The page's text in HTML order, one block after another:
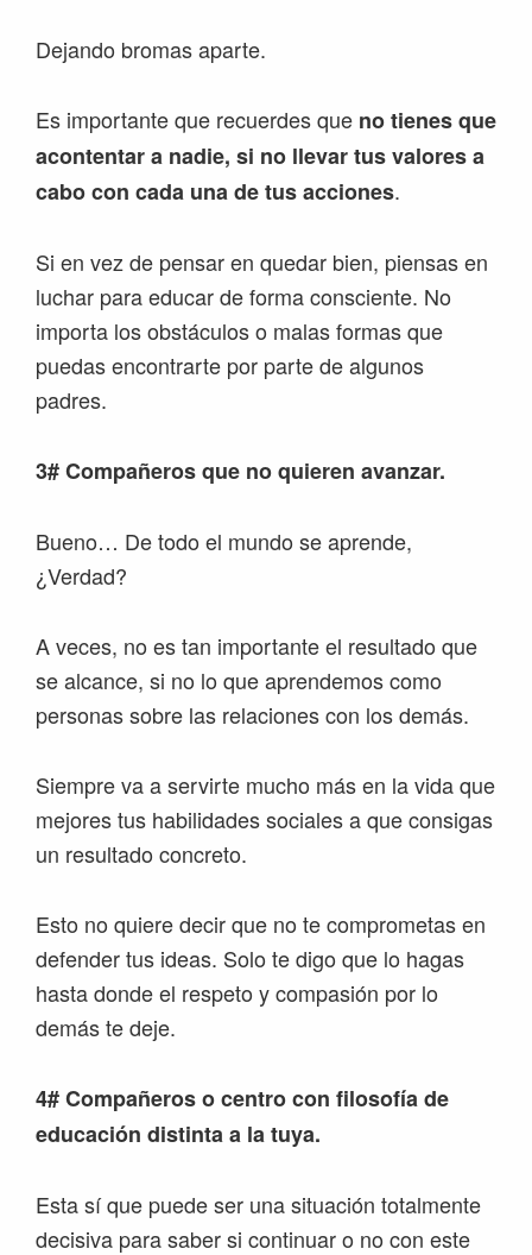
Dejando bromas aparte.
Es importante que recuerdes que no tienes que
acontentar a nadie, si no llevar tus valores a
cabo con cada una de tus acciones.
Si en vez de pensar en quedar bien, piensas en
luchar para educar de forma consciente. No
importa los obstáculos o malas formas que
puedas encontrarte por parte de algunos
padres.
3# Compañeros que no quieren avanzar.
Bueno… De todo el mundo se aprende,
¿Verdad?
A veces, no es tan importante el resultado que
se alcance, si no lo que aprendemos como
personas sobre las relaciones con los demás.
Siempre va a servirte mucho más en la vida que
mejores tus habilidades sociales a que consigas
un resultado concreto.
Esto no quiere decir que no te comprometas en
defender tus ideas. Solo te digo que lo hagas
hasta donde el respeto y compasión por lo
demás te deje.
4# Compañeros o centro con filosofía de
educación distinta a la tuya.
Esta sí que puede ser una situación totalmente
decisiva para saber si continuar o no con este